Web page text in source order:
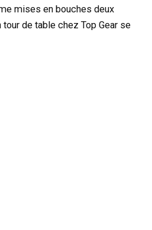
mises en bouches deux
de table chez Top Gear se